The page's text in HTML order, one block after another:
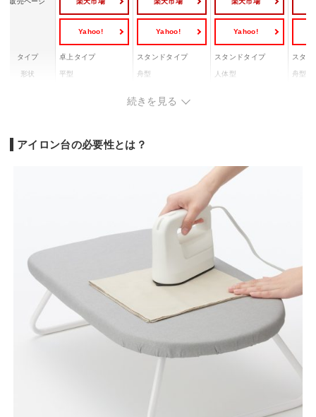
Yahoo! Yahoo! Yahoo!
タイプ 卓上タイプ スタンドタイプ スタンドタイプ スタン
形状 平型 舟型 人体型 舟型
綿・スチール・ポリ
プロピレン
行×高さ)
続きを見る
アイロン台の必要性とは？